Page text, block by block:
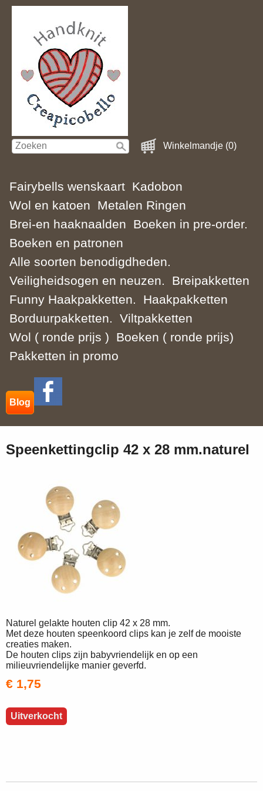
Winkelmandje (0)
Fairybells wenskaart Kadobon
Wol en katoen
Metalen Ringen
Brei-en haaknaalden
Boeken in pre-order.
Boeken en patronen
Alle soorten benodigdheden.
Veiligheidsogen en neuzen.
Breipakketten
Funny Haakpakketten.
Haakpakketten
Borduurpakketten.
Viltpakketten
Wol ( ronde prijs )
Boeken ( ronde prijs)
Pakketten in promo
Blog
Speenkettingclip 42 x 28 mm.naturel
Naturel gelakte houten clip 42 x 28 mm.
Met deze houten speenkoord clips kan je zelf de mooiste
creaties maken.
De houten clips zijn babyvriendelijk en op een
milieuvriendelijke manier geverfd.
€ 1,75
Uitverkocht